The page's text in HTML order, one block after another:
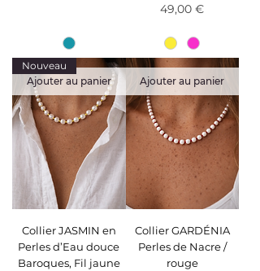
Prix
49,00 €
Ajouter au panier
Nouveau
Collier JASMIN en
Perles d’Eau douce
Baroques, Fil jaune
Ajouter au panier
Collier GARDÉNIA
Perles de Nacre /
rouge